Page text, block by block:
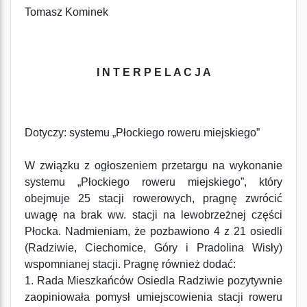
Tomasz Kominek
I N T E R P E L A C J A
Dotyczy: systemu „Płockiego roweru miejskiego”
W związku z ogłoszeniem przetargu na wykonanie
systemu „Płockiego roweru miejskiego”, który
obejmuje 25 stacji rowerowych, pragnę zwrócić
uwagę na brak ww. stacji na lewobrzeżnej części
Płocka. Nadmieniam, że pozbawiono 4 z 21 osiedli
(Radziwie, Ciechomice, Góry i Pradolina Wisły)
wspomnianej stacji. Pragnę również dodać:
1. Rada Mieszkańców Osiedla Radziwie pozytywnie
zaopiniowała pomysł umiejscowienia stacji roweru